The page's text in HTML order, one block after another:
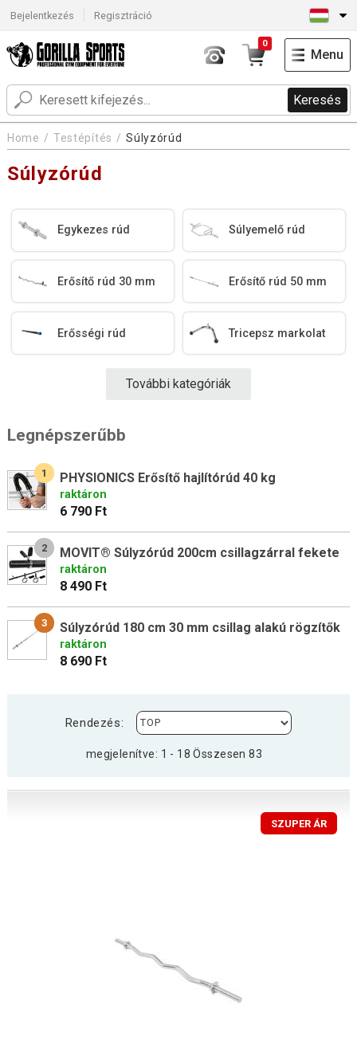
Bejelentkezés Regisztráció
Keresés
0
Menu
Home Testépítés Súlyzórúd
Súlyzórúd
Egykezes rúd Súlyemelő rúd
Erősítő rúd 30 mm Erősítő rúd 50 mm
Erősségi rúd Tricepsz markolat
További kategóriák
Legnépszerűbb
1 PHYSIONICS Erősítő hajlítórúd 40 kg
raktáron
6 790 Ft
2 MOVIT® Súlyzórúd 200cm csillagzárral fekete
raktáron
8 490 Ft
3 Súlyzórúd 180 cm 30 mm csillag alakú rögzítők
raktáron
8 690 Ft
Rendezés:
megjelenítve: 1 - 18 Összesen 83
SZUPER ÁR